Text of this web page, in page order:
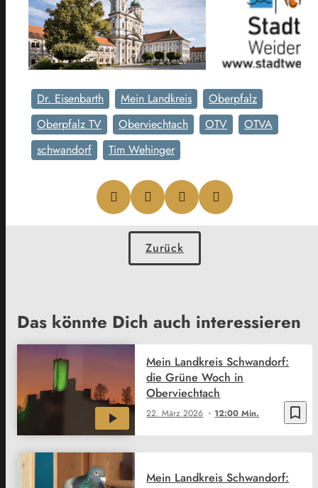
Dr. Eisenbarth Mein Landkreis
Oberpfalz
Oberpfalz TV
Oberviechtach OTV
OTVA
schwandorf
Tim Wehinger
Zurück
Das könnte Dich auch interessieren
bookmark_border
22. März 2026 12:00 Min.
Mein Landkreis Schwandorf:
die Grüne Woch in
Oberviechtach
Mein Landkreis Schwandorf: